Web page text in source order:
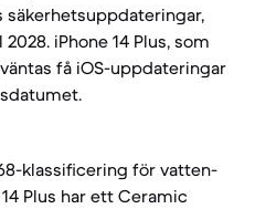
iPhone 14 Plus, som
få iOS-uppdateringar
klassificering för vatten-
Plus har ett Ceramic